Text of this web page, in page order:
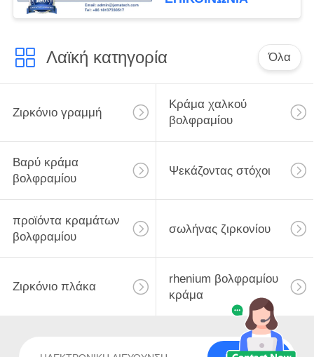
Λαϊκή κατηγορία Όλα
Ζιρκόνιο γραμμή
Κράμα χαλκού
βολφραμίου
Βαρύ κράμα
βολφραμίου
Ψεκάζοντας στόχοι
προϊόντα κραμάτων
βολφραμίου
σωλήνας ζιρκονίου
Ζιρκόνιο πλάκα
rhenium βολφραμίου
κράμα